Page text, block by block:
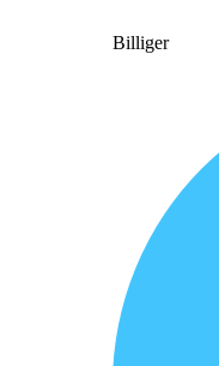
Billiger